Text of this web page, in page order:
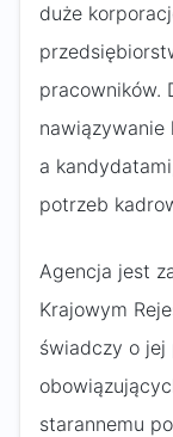
duże
pracowników.
a
potrzeb
Agencja jest
Krajowym
świadczy o jej
starannemu